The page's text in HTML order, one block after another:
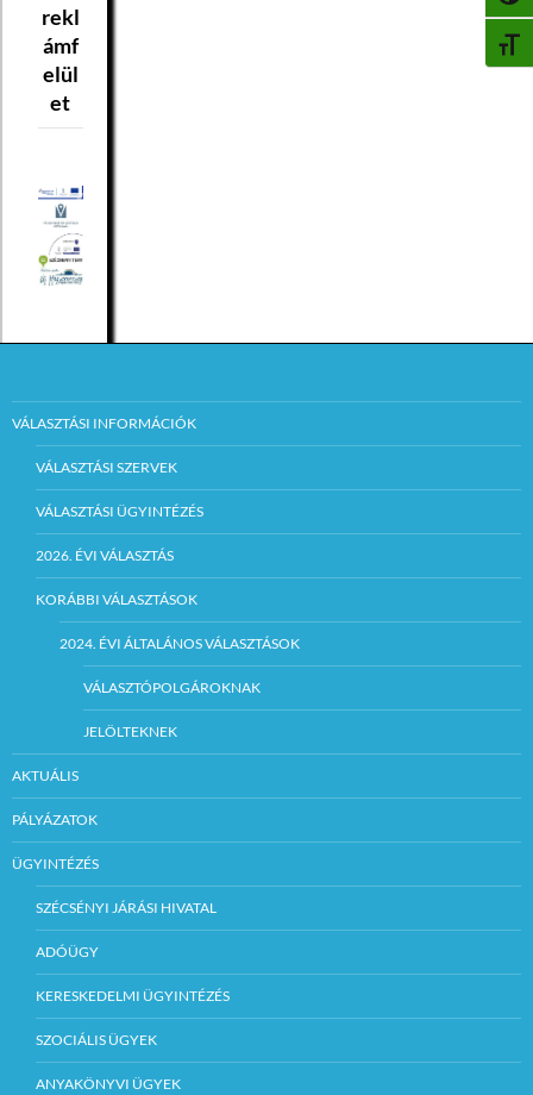
rekl
ámf
elül
et
VÁLASZTÁSI INFORMÁCIÓK
VÁLASZTÁSI SZERVEK
VÁLASZTÁSI ÜGYINTÉZÉS
2026. ÉVI VÁLASZTÁS
KORÁBBI VÁLASZTÁSOK
2024. ÉVI ÁLTALÁNOS VÁLASZTÁSOK
VÁLASZTÓPOLGÁROKNAK
JELÖLTEKNEK
AKTUÁLIS
PÁLYÁZATOK
ÜGYINTÉZÉS
SZÉCSÉNYI JÁRÁSI HIVATAL
ADÓÜGY
KERESKEDELMI ÜGYINTÉZÉS
SZOCIÁLIS ÜGYEK
ANYAKÖNYVI ÜGYEK